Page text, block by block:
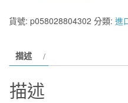
盆
75cm
鏽
貨號: p058028804302 分類: 進
描述
描述